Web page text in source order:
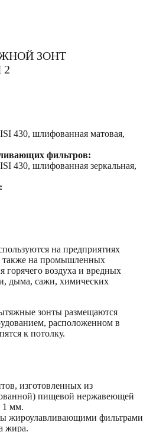
ЗОНТ
2
430, шлифованная матовая,
фильтров:
430, шлифованная зеркальная,
на предприятиях
также на промышленных
горячего воздуха и вредных
дыма, сажи, химических
зонты размещаются
расположенном в
к потолку.
изготовленных из
пищевой нержавеющей
1 мм.
жироулавливающими фильтрами
жира.